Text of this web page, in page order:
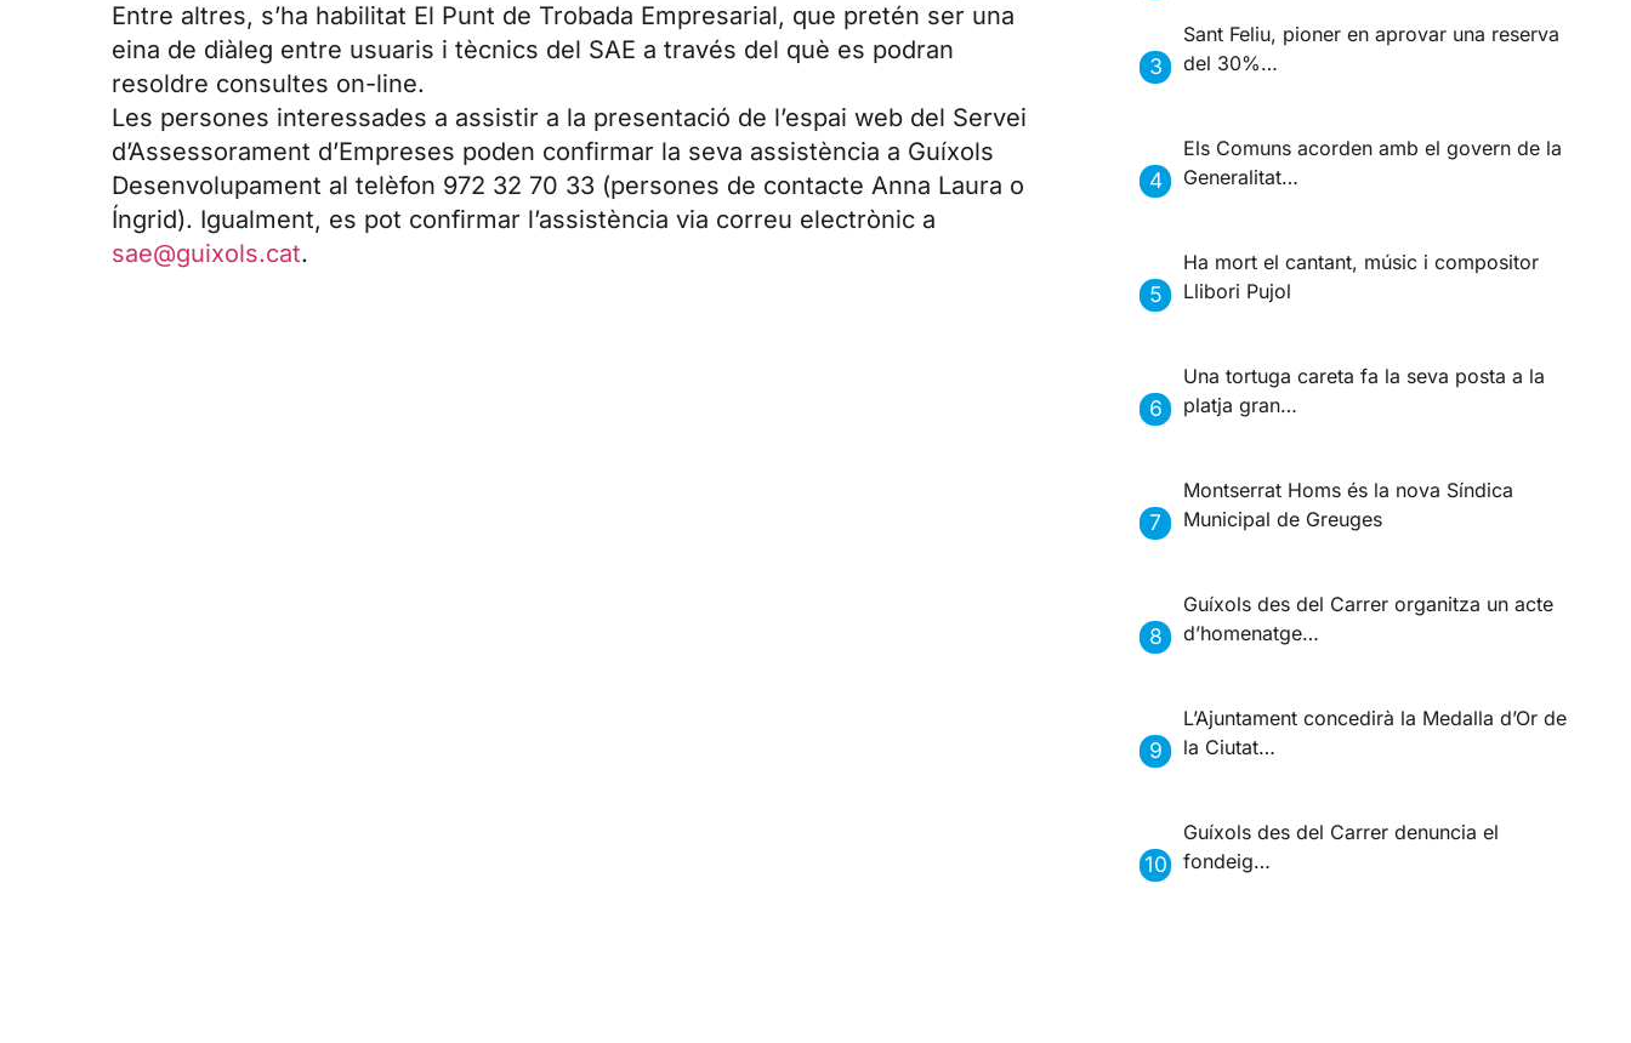
Entre altres, s’ha habilitat El Punt de Trobada Empresarial, que pretén ser una
eina de diàleg entre usuaris i tècnics del SAE a través del què es podran
resoldre consultes on-line.
Les persones interessades a assistir a la presentació de l’espai web del Servei
d’Assessorament d’Empreses poden confirmar la seva assistència a Guíxols
Desenvolupament al telèfon 972 32 70 33 (persones de contacte Anna Laura o
Íngrid). Igualment, es pot confirmar l’assistència via correu electrònic a
sae@guixols.cat.
Sant Feliu, pioner en aprovar una reserva
del 30%…
Els Comuns acorden amb el govern de la
Generalitat…
Ha mort el cantant, músic i compositor
Llibori Pujol
Una tortuga careta fa la seva posta a la
platja gran…
Montserrat Homs és la nova Síndica
Municipal de Greuges
Guíxols des del Carrer organitza un acte
d’homenatge…
L’Ajuntament concedirà la Medalla d’Or de
la Ciutat…
Guíxols des del Carrer denuncia el
fondeig…